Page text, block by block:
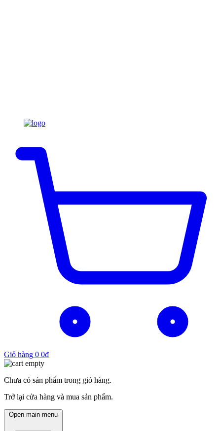
Giỏ hàng 0 0₫
Chưa có sản phẩm trong giỏ hàng.
Trở lại cửa hàng và mua sản phẩm.
Open main menu